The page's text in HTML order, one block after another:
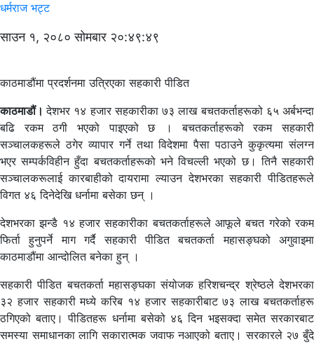
धर्मराज भट्ट
साउन १, २०८० सोमबार २०:४९:४९
काठमाडौंमा प्रदर्शनमा उत्रिएका सहकारी पीडित
काठमाडौं।देशभर १४ हजार सहकारीका ७३ लाख बचतकर्ताहरूको ६५ अर्बभन्दा
बढि रकम ठगी भएको पाइएको छ । बचतकर्ताहरूको रकम सहकारी
सञ्चालकहरूले ठगेर व्यापार गर्ने तथा विदेशमा पैसा पठाउने कुकृत्यमा संलग्न
भएर सम्पर्कविहीन हुँदा बचतकर्ताहरूको भने विचल्ली भएको छ। तिनै सहकारी
सञ्चालकरूलाई कारबाहीको दायरामा ल्याउन देशभरका सहकारी पीडितहरूले
विगत ४६ दिनेदेखि धर्नामा बसेका छन् ।
देशभरका झन्डै १४ हजार सहकारीका बचतकर्ताहरूले आफूले बचत गरेको रकम
फिर्ता हुनुपर्ने माग गर्दै सहकारी पीडित बचतकर्ता महासङ्घको अगुवाइमा
काठमाडौंमा आन्दोलित बनेका हुन् ।
सहकारी पीडित बचतकर्ता महासङ्घका संयोजक हरिशचन्द्र श्रेष्ठले देशभरका
३२ हजार सहकारी मध्ये करिब १४ हजार सहकारीबाट ७३ लाख बचतकर्ताहरू
ठगिएको बताए। पीडितहरू धर्नामा बसेको ४६ दिन भइसक्दा समेत सरकारबाट
समस्या समाधानका लागि सकारात्मक जवाफ नआएको बताए। सरकारले २७ बुँदे